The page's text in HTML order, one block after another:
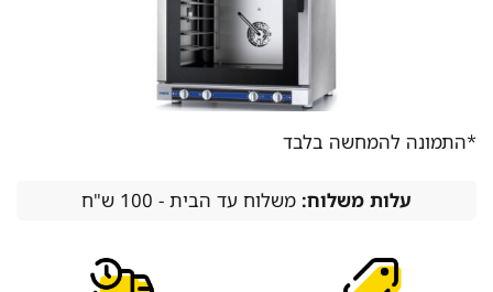
*התמונה להמחשה בלבד
עלות משלוח:משלוח עד הבית - 100 ש"ח